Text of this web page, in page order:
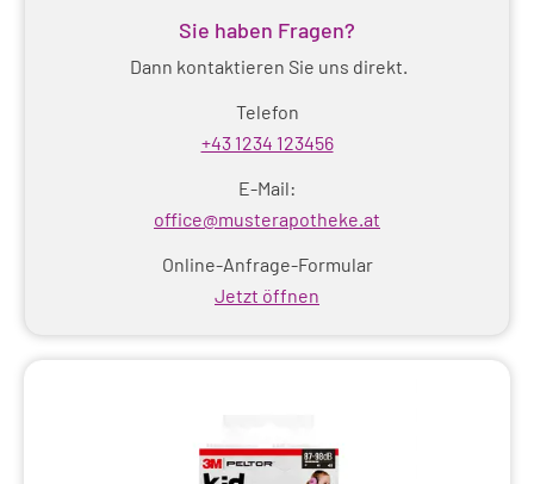
Windeln, Hosen, Einlagen
Wundnahtstreifen Wundverband
Wärmeflaschen
Sie haben Fragen?
Dann kontaktieren Sie uns direkt.
Telefon
+43 1234 123456
E-Mail:
office@musterapotheke.at
Online-Anfrage-Formular
Jetzt öffnen